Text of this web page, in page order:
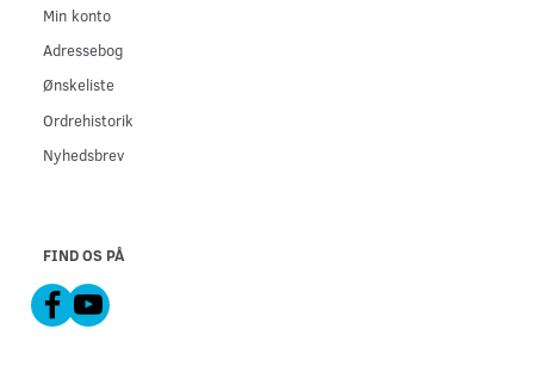
Min konto
Adressebog
Ønskeliste
Ordrehistorik
Nyhedsbrev
FIND OS PÅ